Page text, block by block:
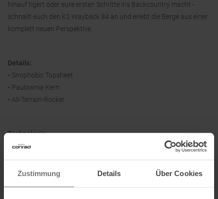
Zustimmung Details Über Cookies
hinauf tigert oder eure ersten Schritte ins Backcountry macht -
schnallt euch den K2 Wayback 84 an und erlebt die Berge aus einer
komplett neuen Perspektive.
Details:
• Snophobic Topsheet
• Paulownia Kern
• All-Terrain-Rocker
Technologie
All-Terrain-Rocker
Spitze für große Vielseitigkeit bei allen Bedingungen, mit einem
kurzen, niedrigen Anstieg im Heck für zusätzliche Kontrolle bei